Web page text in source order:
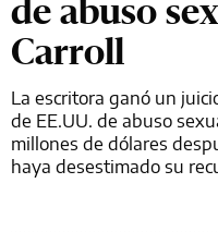
de abuso
Carroll
La escritora ganó un
de EE.UU. de abuso
millones de dólares
haya desestimado su